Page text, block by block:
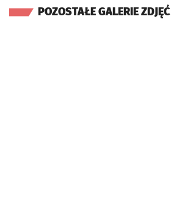
POZOSTAŁE GALERIE ZDJĘĆ